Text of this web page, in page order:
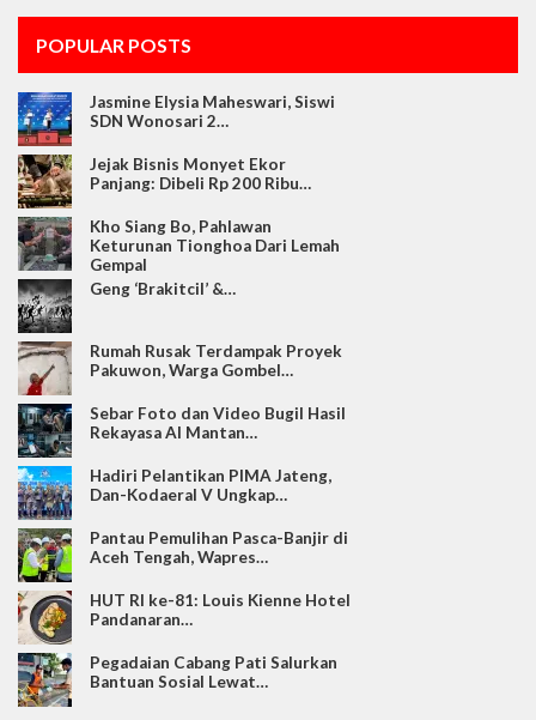
POPULAR POSTS
Jasmine Elysia Maheswari, Siswi
SDN Wonosari 2…
Jejak Bisnis Monyet Ekor
Panjang: Dibeli Rp 200 Ribu…
Kho Siang Bo, Pahlawan
Keturunan Tionghoa Dari Lemah
Gempal
Geng ‘Brakitcil’ &…
Rumah Rusak Terdampak Proyek
Pakuwon, Warga Gombel…
Sebar Foto dan Video Bugil Hasil
Rekayasa AI Mantan…
Hadiri Pelantikan PIMA Jateng,
Dan-Kodaeral V Ungkap…
Pantau Pemulihan Pasca-Banjir di
Aceh Tengah, Wapres…
HUT RI ke-81: Louis Kienne Hotel
Pandanaran…
Pegadaian Cabang Pati Salurkan
Bantuan Sosial Lewat…